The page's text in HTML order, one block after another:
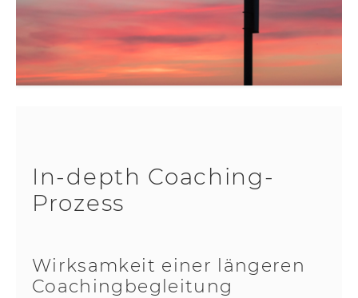
Kontakt
Schmidtke Coaching | 2026
In-depth Coaching-
Prozess
Wirksamkeit einer längeren
Coachingbegleitung